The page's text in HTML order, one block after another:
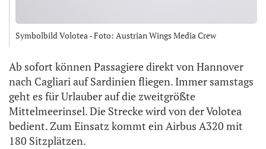
Symbolbild Volotea - Foto: Austrian Wings Media Crew
Ab sofort können Passagiere direkt von Hannover
nach Cagliari auf Sardinien fliegen. Immer samstags
geht es für Urlauber auf die zweitgrößte
Mittelmeerinsel. Die Strecke wird von der Volotea
bedient. Zum Einsatz kommt ein Airbus A320 mit
180 Sitzplätzen.